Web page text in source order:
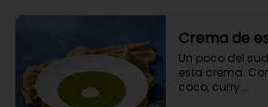
Crema de
Un poco del
esta crema.
coco, curry.